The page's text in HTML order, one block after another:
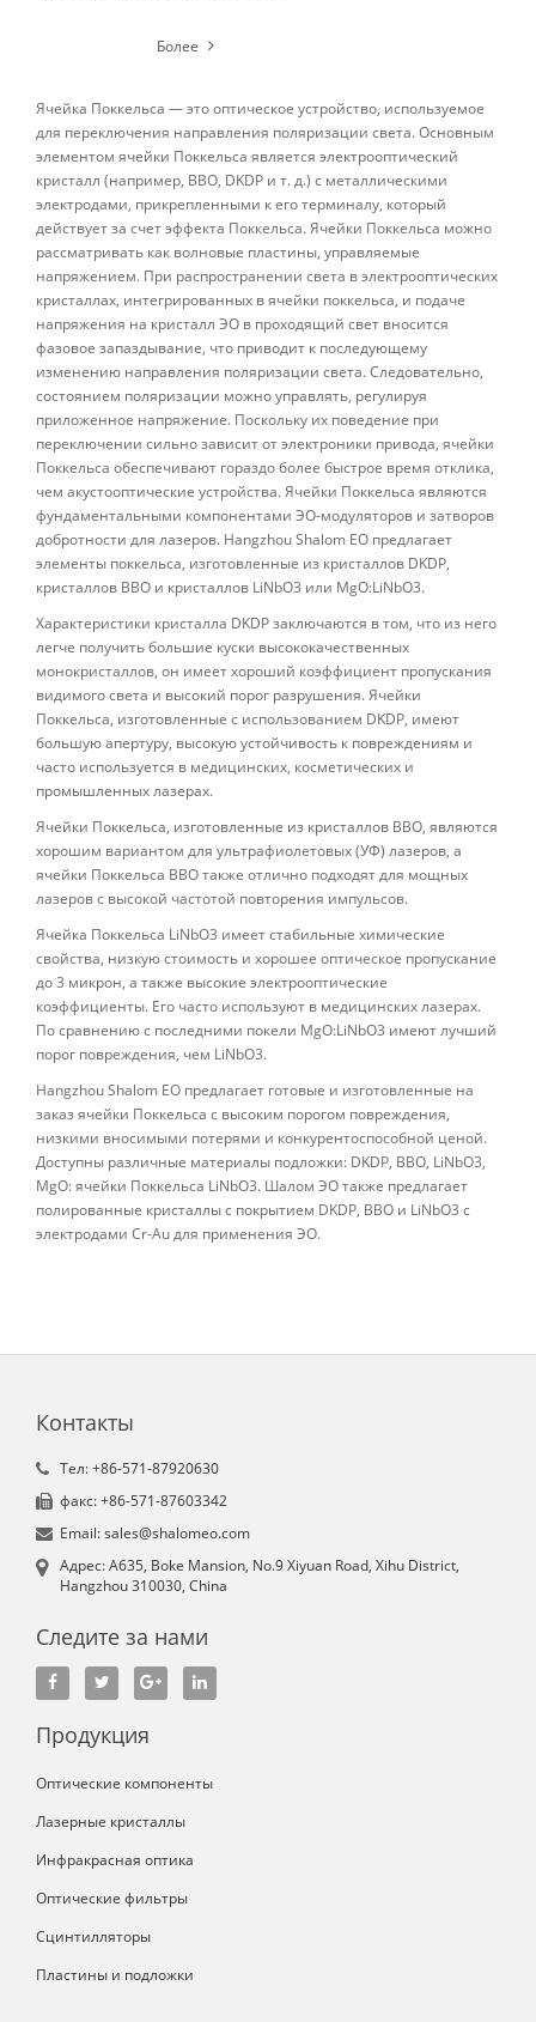
Более
Ячейка Поккельса — это оптическое устройство, используемое
для переключения направления поляризации света. Основным
элементом ячейки Поккельса является электрооптический
кристалл (например, BBO, DKDP и т. д.) с металлическими
электродами, прикрепленными к его терминалу, который
действует за счет эффекта Поккельса. Ячейки Поккельса можно
рассматривать как волновые пластины, управляемые
напряжением. При распространении света в электрооптических
кристаллах, интегрированных в ячейки поккельса, и подаче
напряжения на кристалл ЭО в проходящий свет вносится
фазовое запаздывание, что приводит к последующему
изменению направления поляризации света. Следовательно,
состоянием поляризации можно управлять, регулируя
приложенное напряжение. Поскольку их поведение при
переключении сильно зависит от электроники привода, ячейки
Поккельса обеспечивают гораздо более быстрое время отклика,
чем акустооптические устройства. Ячейки Поккельса являются
фундаментальными компонентами ЭО-модуляторов и затворов
добротности для лазеров. Hangzhou Shalom EO предлагает
элементы поккельса, изготовленные из кристаллов DKDP,
кристаллов BBO и кристаллов LiNbO3 или MgO:LiNbO3.
Характеристики кристалла DKDP заключаются в том, что из него
легче получить большие куски высококачественных
монокристаллов, он имеет хороший коэффициент пропускания
видимого света и высокий порог разрушения. Ячейки
Поккельса, изготовленные с использованием DKDP, имеют
большую апертуру, высокую устойчивость к повреждениям и
часто используется в медицинских, косметических и
промышленных лазерах.
Ячейки Поккельса, изготовленные из кристаллов BBO, являются
хорошим вариантом для ультрафиолетовых (УФ) лазеров, а
ячейки Поккельса BBO также отлично подходят для мощных
лазеров с высокой частотой повторения импульсов.
Ячейка Поккельса LiNbO3 имеет стабильные химические
свойства, низкую стоимость и хорошее оптическое пропускание
до 3 микрон, а также высокие электрооптические
коэффициенты. Его часто используют в медицинских лазерах.
По сравнению с последними покели MgO:LiNbO3 имеют лучший
порог повреждения, чем LiNbO3.
Hangzhou Shalom EO предлагает готовые и изготовленные на
заказ ячейки Поккельса с высоким порогом повреждения,
низкими вносимыми потерями и конкурентоспособной ценой.
Доступны различные материалы подложки: DKDP, BBO, LiNbO3,
MgO: ячейки Поккельса LiNbO3. Шалом ЭО также предлагает
полированные кристаллы с покрытием DKDP, BBO и LiNbO3 с
электродами Cr-Au для применения ЭО.
Контакты
Tел: +86-571-87920630
факс: +86-571-87603342
Email: sales@shalomeo.com
Aдрес: A635, Boke Mansion, No.9 Xiyuan Road, Xihu District,
Hangzhou 310030, China
Следите за нами
Продукция
Оптические компоненты
Лазерные кристаллы
Инфракрасная оптика
Оптические фильтры
Сцинтилляторы
Пластины и подложки